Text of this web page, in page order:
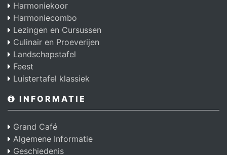
Harmoniekoor
Harmoniecombo
Lezingen en Cursussen
Culinair en Proeverijen
Landschapstafel
Feest
Luistertafel klassiek
INFORMATIE
Grand Café
Algemene Informatie
Geschiedenis